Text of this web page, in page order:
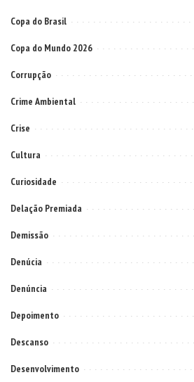
Copa do Brasil
Copa do Mundo 2026
Corrupção
Crime Ambiental
Crise
Cultura
Curiosidade
Delação Premiada
Demissão
Denúcia
Denúncia
Depoimento
Descanso
Desenvolvimento